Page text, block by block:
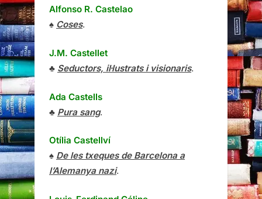
Alfonso R. Castelao
♠ Coses.
J.M. Castellet
♣ Seductors, il·lustrats i visionaris.
Ada Castells
♣ Pura sang.
Otília Castellví
♠ De les txeques de Barcelona a
l’Alemanya nazi.